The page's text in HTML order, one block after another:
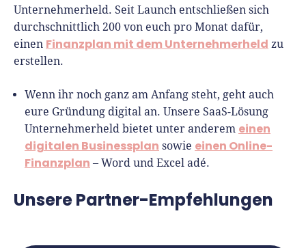
Unternehmerheld. Seit Launch entschließen sich
durchschnittlich 200 von euch pro Monat dafür,
einen Finanzplan mit dem Unternehmerheld zu
erstellen.
Wenn ihr noch ganz am Anfang steht, geht auch
eure Gründung digital an. Unsere SaaS-Lösung
Unternehmerheld bietet unter anderem einen
digitalen Businessplan sowie einen Online-
Finanzplan – Word und Excel adé.
Unsere Partner-Empfehlungen